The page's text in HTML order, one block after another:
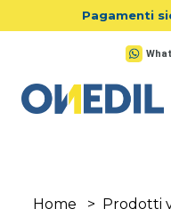
Salta al contenutoPagamenti
Home > Prodotti